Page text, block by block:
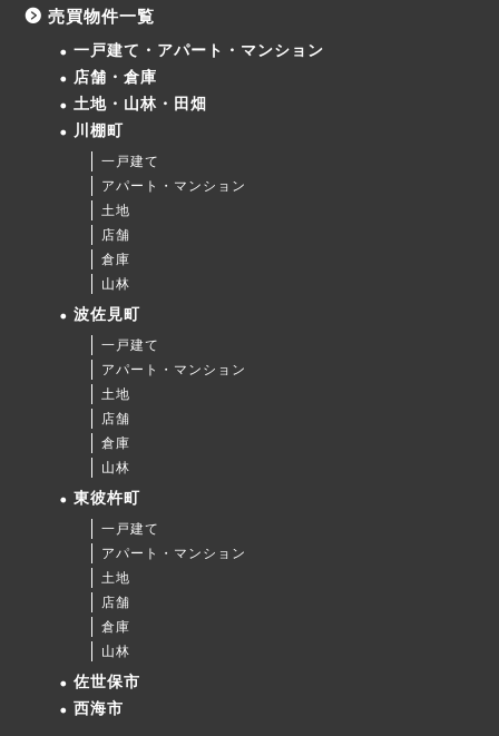
売買物件一覧
一戸建て・アパート・マンション
店舗・倉庫
土地・山林・田畑
川棚町
一戸建て
アパート・マンション
土地
店舗
倉庫
山林
波佐見町
一戸建て
アパート・マンション
土地
店舗
倉庫
山林
東彼杵町
一戸建て
アパート・マンション
土地
店舗
倉庫
山林
佐世保市
西海市